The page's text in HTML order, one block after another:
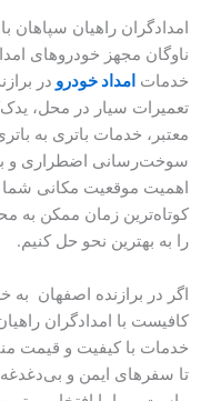
امدادگران راهیان
ناوگان مجهز خودروهای
خدمات امداد خودرو در
تعمیرات سیار در محل،
معتبر، خدمات باتری به
سوخت‌رسانی اضطراری و
اهمیت موقعیت مکانی شما
کوتاه‌ترین زمان ممکن
را به بهترین نحو حل کنیم.
اگر در برازنده اصفهان به
کافیست با امدادگران
خدمات با کیفیت و قیمت
تا سفرهای ایمن و